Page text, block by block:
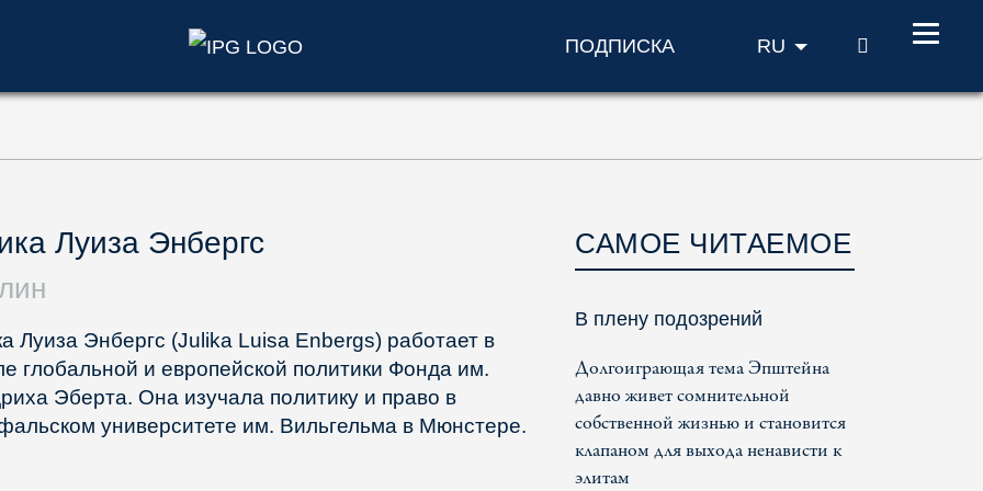
ПОДПИСКА RU ПОИСК
Луиза Энбергс
Луиза Энбергс (Julika Luisa Enbergs) работает в
глобальной и европейской политики Фонда им.
Эберта. Она изучала политику и право в
университете им. Вильгельма в Мюнстере.
САМОЕ ЧИТАЕМОЕ
В плену подозрений
Долгоиграющая тема Эпштейна
давно живет сомнительной
собственной жизнью и становится
клапаном для выхода ненависти к
элитам